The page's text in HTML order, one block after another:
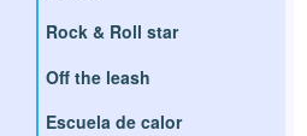
Rock & Roll star
Off the leash
Escuela de calor